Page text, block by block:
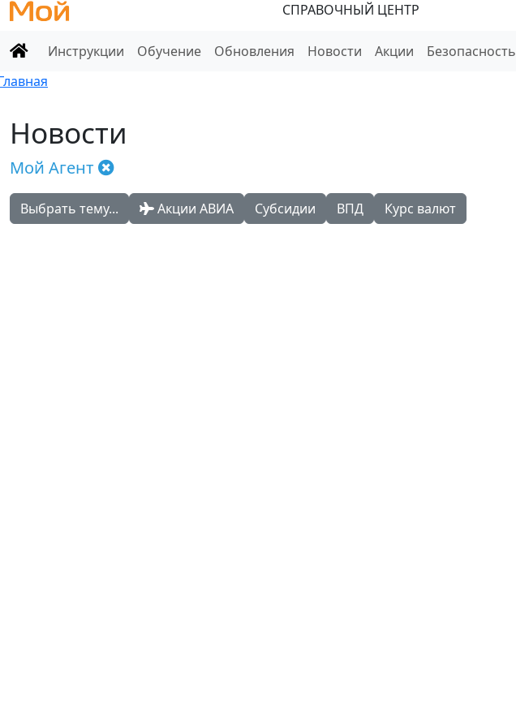
СПРАВОЧНЫЙ ЦЕНТР
Инструкции
Обучение Обновления Новости Акции Безопасность
Новости
Мой Агент
Выбрать тему... Акции АВИА Субсидии ВПД Курс валют